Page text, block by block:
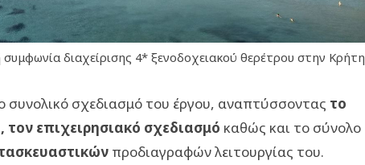
διαχείρισης 4* ξενοδοχειακού θερέτρου στην Κρήτη
σχεδιασμό του έργου, αναπτύσσοντας το
επιχειρησιακό σχεδιασμό καθώς και το σύνολο
προδιαγραφών λειτουργίας του.